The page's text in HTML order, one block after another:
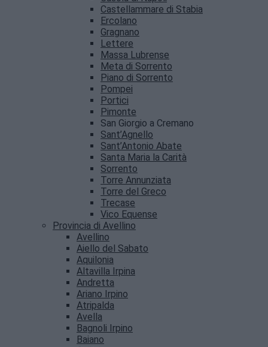
Castellammare di Stabia
Ercolano
Gragnano
Lettere
Massa Lubrense
Meta di Sorrento
Piano di Sorrento
Pompei
Portici
Pimonte
San Giorgio a Cremano
Sant’Agnello
Sant’Antonio Abate
Santa Maria la Carità
Sorrento
Torre Annunziata
Torre del Greco
Trecase
Vico Equense
Provincia di Avellino
Avellino
Aiello del Sabato
Aquilonia
Altavilla Irpina
Andretta
Ariano Irpino
Atripalda
Avella
Bagnoli Irpino
Baiano